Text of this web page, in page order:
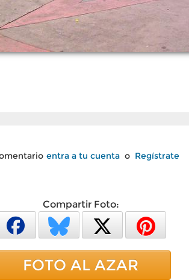
entra a tu cuenta o Regístrate
Compartir Foto:
FOTO AL AZAR